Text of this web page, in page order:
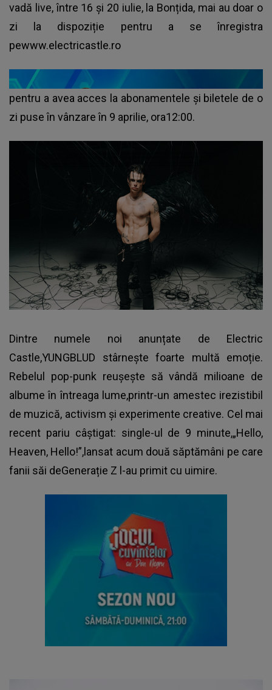
vadă live, între 16 și 20 iulie, la Bonțida, mai au doar o
zi la dispoziție pentru a se înregistra
pewww.electricastle.ro
pentru a avea acces la abonamentele și biletele de o
zi puse în vânzare în 9 aprilie, ora12:00.
Dintre numele noi anunțate de Electric
Castle,YUNGBLUD stârnește foarte multă emoție.
Rebelul pop-punk reușește să vândă milioane de
albume în întreaga lume,printr-un amestec irezistibil
de muzică, activism și experimente creative. Cel mai
recent pariu câștigat: single-ul de 9 minute,„Hello,
Heaven, Hello!”,lansat acum două săptămâni pe care
fanii săi deGenerație Z l-au primit cu uimire.